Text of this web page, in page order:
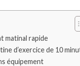
matinal rapide
d’exercice de 10
équipement